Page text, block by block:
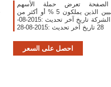
تعرض حملة الأسهم
الرئيسيين الذين يملكون 5 % أو أكثر من
أسهم الشركة تاريخ آخر تحديث :2015-08-
28 تاريخ آخر تحديث :2015-08-28
احصل على السعر